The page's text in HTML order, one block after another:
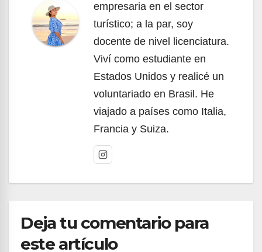
empresaria en el sector
turístico; a la par, soy
docente de nivel licenciatura.
Viví como estudiante en
Estados Unidos y realicé un
voluntariado en Brasil. He
viajado a países como Italia,
Francia y Suiza.
Deja tu comentario para
este artículo